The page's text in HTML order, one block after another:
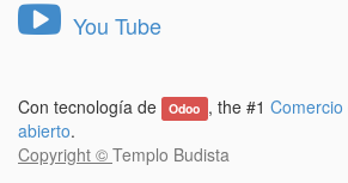
You Tube
Con tecnología de Odoo , the #1
abierto.
Copyright © Templo Budista